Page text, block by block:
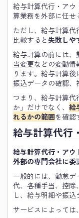
給与計算代行・ア
算業務を外部に任せ
ただし、給与計算
比較すると 失敗しや
給与計算の前には
当変更などの変動
ります。給与計算後
振込データの確認、
つまり、給与計算
か」だけでなく、 給
れるかの範囲を確認
給与計算代行
給与計算代行・アウ
外部の専門会社に委
一般的には、勤怠
代、各種手当、控
し、給与明細や振込
サービスによっては